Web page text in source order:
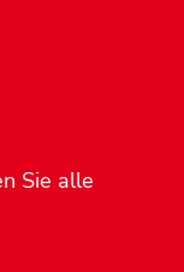
Sie alle